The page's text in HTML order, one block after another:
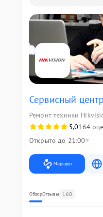
Сервисный
Ремонт техники
5,0164
Открыто до 21:00
Маршрут
ОбзорОтзывы 160